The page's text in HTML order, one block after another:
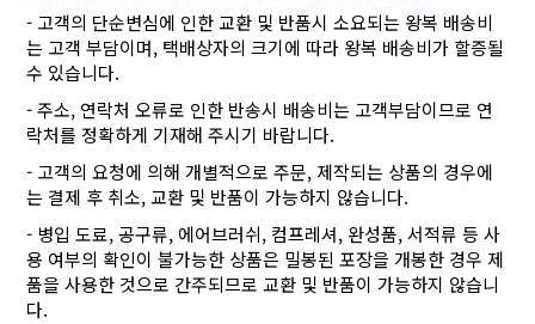
- 고객의 단순변심에 인한 교환 및 반품시 소요되는 왕복 배송비
는 고객 부담이며, 택배상자의 크기에 따라 왕복 배송비가 할증될
수 있습니다.
- 주소, 연락처 오류로 인한 반송시 배송비는 고객부담이므로 연
락처를 정확하게 기재해 주시기 바랍니다.
- 고객의 요청에 의해 개별적으로 주문, 제작되는 상품의 경우에
는 결제 후 취소, 교환 및 반품이 가능하지 않습니다.
- 병입 도료, 공구류, 에어브러쉬, 컴프레셔, 완성품, 서적류 등 사
용 여부의 확인이 불가능한 상품은 밀봉된 포장을 개봉한 경우 제
품을 사용한 것으로 간주되므로 교환 및 반품이 가능하지 않습니
다.